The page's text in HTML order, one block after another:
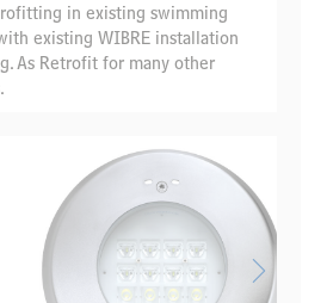
in existing swimming
existing WIBRE installation
As Retrofit for many other